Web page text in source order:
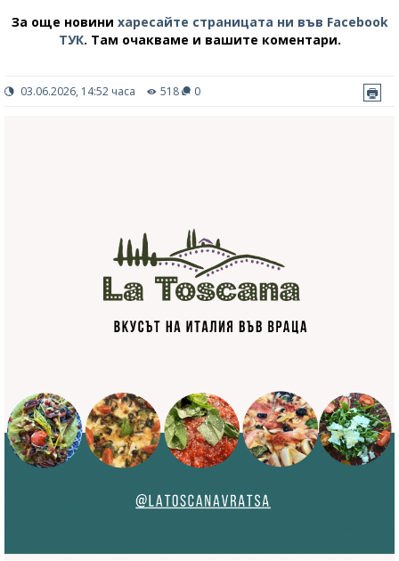
За още новини харесайте страницата ни във Facebook
ТУК. Там очакваме и вашите коментари.
03.06.2026, 14:52 часа 518 0